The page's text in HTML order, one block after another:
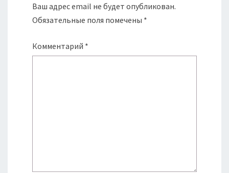
Ваш адрес email не будет опубликован.
Обязательные поля помечены *
Комментарий *